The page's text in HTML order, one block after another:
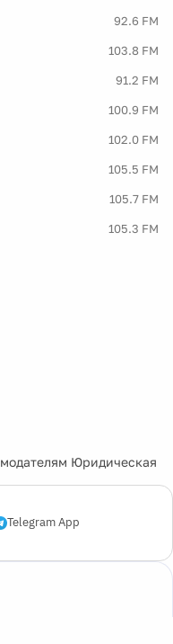
92.6 FM
103.8 FM
91.2 FM
100.9 FM
102.0 FM
105.5 FM
105.7 FM
105.3 FM
Юридическая
Telegram App